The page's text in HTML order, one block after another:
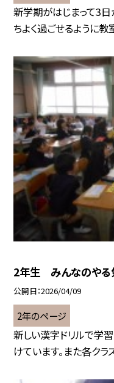
新学期がはじまって3
ちよく過ごせるように教
2年生 みんなのやる
公開日 2026/04/09
2年のページ
新しい漢字ドリルで学
けています。また各クラ